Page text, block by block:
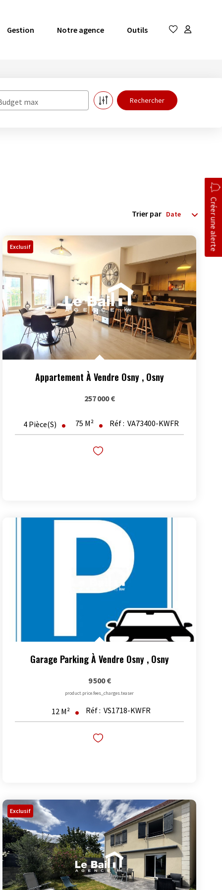
Gestion Notre agence Outils
max
Créer une alerte
Trier par
Exclusif
Appartement À Vendre Osny , Osny
257 000 €
4 Pièce(s) 75 M² Réf : VA73400-KWFR
Garage Parking À Vendre Osny , Osny
9 500 €
product.price.fees_charges.teaser
12 M² Réf : VS1718-KWFR
Exclusif